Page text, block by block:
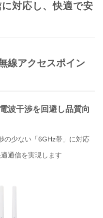
対応し、快適で安
線アクセスポイン
波干渉を回避し品質向
の少ない「6GHz帯」に対応
通信を実現します